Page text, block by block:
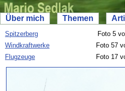
Über mich Themen
Spitzerberg Foto 5
Windkraftwerke
Foto 57
Flugzeuge
Foto 17